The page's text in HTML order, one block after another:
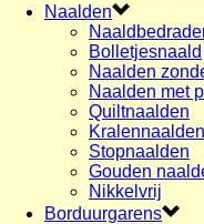
Naalden
Bolletjesnaald
Naalden
Naalden met
Quiltnaalden
Stopnaalden
Gouden
Nikkelvrij
Borduurgarens